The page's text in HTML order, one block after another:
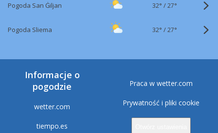
Pogoda San Ġiljan 32° /27°
Pogoda Sliema 32° /27°
Informacje o
pogodzie
wetter.com
tiempo.es
Praca w wetter.com
Prywatność i pliki cookie